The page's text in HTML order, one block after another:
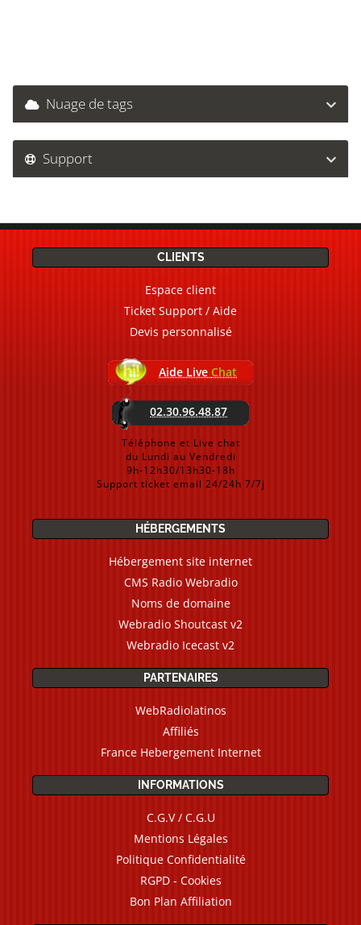
Nuage de tags
Support
CLIENTS
Espace client
Ticket Support / Aide
Devis personnalisé
Aide Live Chat
02.30.96.48.87
Téléphone et Live chat
du Lundi au Vendredi
9h-12h30/13h30-18h
Support ticket email 24/24h 7/7j
HÉBERGEMENTS
Hébergement site internet
CMS Radio Webradio
Noms de domaine
Webradio Shoutcast v2
Webradio Icecast v2
PARTENAIRES
WebRadiolatinos
Affiliés
France Hebergement Internet
INFORMATIONS
C.G.V / C.G.U
Mentions Légales
Politique Confidentialité
RGPD - Cookies
Bon Plan Affiliation